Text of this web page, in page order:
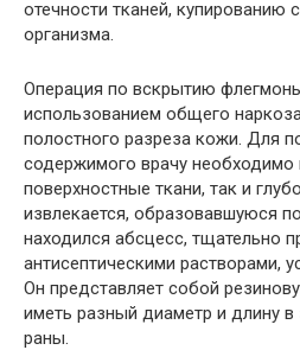
отечности тканей, купированию
организма.
Операция по вскрытию
использованием общего
полостного разреза кожи. Для
содержимого врачу необходимо
поверхностные ткани, так и
извлекается, образовавшуюся
находился абсцесс, тщательно
антисептическими растворами,
Он представляет собой
иметь разный диаметр и длину в
раны.